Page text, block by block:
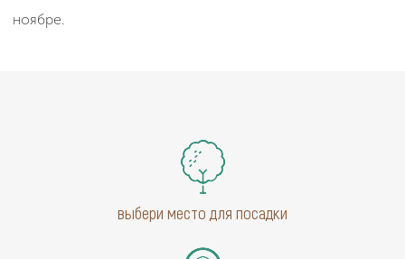
ноябре.
выбери место для посадки